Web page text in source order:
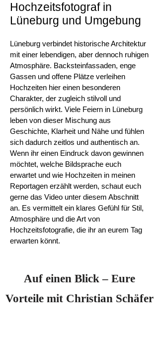
Hochzeitsfotograf in
Lüneburg und Umgebung
Lüneburg verbindet historische Architektur
mit einer lebendigen, aber dennoch ruhigen
Atmosphäre. Backsteinfassaden, enge
Gassen und offene Plätze verleihen
Hochzeiten hier einen besonderen
Charakter, der zugleich stilvoll und
persönlich wirkt. Viele Feiern in Lüneburg
leben von dieser Mischung aus
Geschichte, Klarheit und Nähe und fühlen
sich dadurch zeitlos und authentisch an.
Wenn ihr einen Eindruck davon gewinnen
möchtet, welche Bildsprache euch
erwartet und wie Hochzeiten in meinen
Reportagen erzählt werden, schaut euch
gerne das Video unter diesem Abschnitt
an. Es vermittelt ein klares Gefühl für Stil,
Atmosphäre und die Art von
Hochzeitsfotografie, die ihr an eurem Tag
erwarten könnt.
Auf einen Blick – Eure
Vorteile mit Christian Schäfer